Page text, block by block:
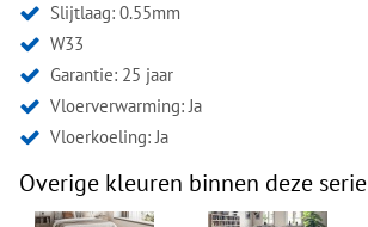
Slijtlaag: 0.55mm
W33
Garantie: 25 jaar
Vloerverwarming: Ja
Vloerkoeling: Ja
Overige kleuren binnen deze serie